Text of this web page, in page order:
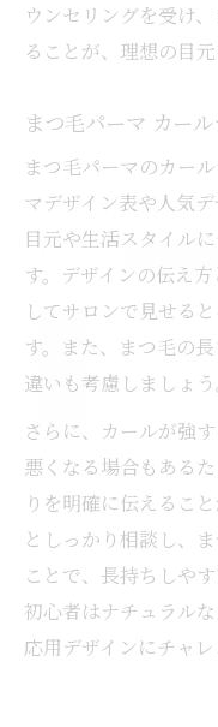
ウンセリングを受け
ることが、理想の目
まつ毛パーマ カー
まつ毛パーマのカー
マデザイン表や人気
目元や生活スタイル
す。デザインの伝え
してサロンで見せる
す。また、まつ毛の
違いも考慮しましょう
さらに、カールが強
悪くなる場合もある
りを明確に伝えるこ
としっかり相談し、
ことで、長持ちしや
初心者はナチュラル
応用デザインにチャ